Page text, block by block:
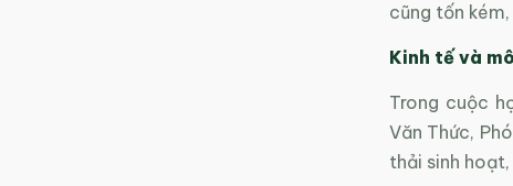
cũng tốn
Kinh tế và
Trong cuộc
Văn Thức,
thải sinh